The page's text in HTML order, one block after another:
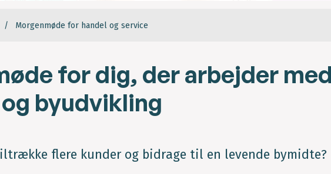
Morgenmøde for handel og service
for dig, der arbejder med
byudvikling
flere kunder og bidrage til en levende bymidte?